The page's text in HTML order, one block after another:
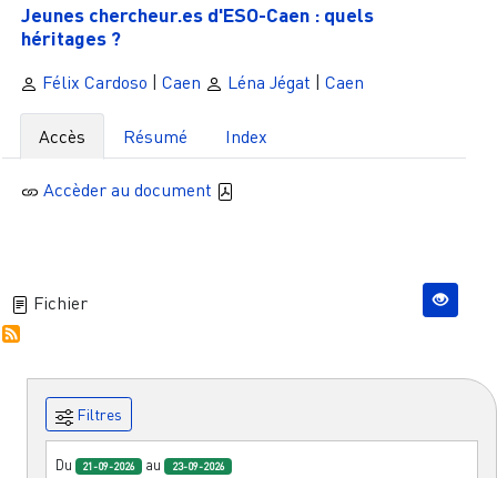
Jeunes chercheur.es d'ESO-Caen : quels
héritages ?
Félix Cardoso | Caen Léna Jégat | Caen
Accès Résumé Index
Accèder au document
Fichier
Filtres
Du 21-09-2026 au 23-09-2026